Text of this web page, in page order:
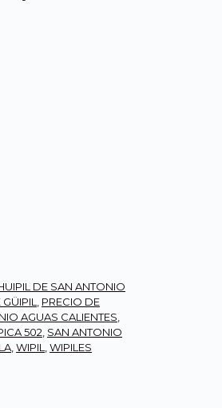
DE SAN ANTONIO
PRECIO DE
AGUAS CALIENTES
502 SAN ANTONIO
WIPIL WIPILES